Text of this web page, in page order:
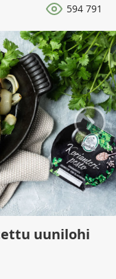
594 791
›
uunilohi